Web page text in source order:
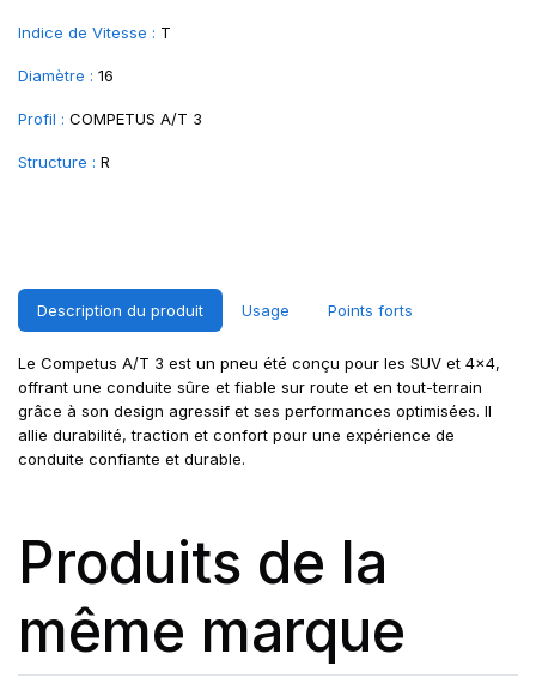
Indice de Vitesse : T
Diamètre : 16
Profil : COMPETUS A/T 3
Structure : R
Description du produit Usage Points forts
Le Competus A/T 3 est un pneu été conçu pour les SUV et 4x4,
offrant une conduite sûre et fiable sur route et en tout-terrain
grâce à son design agressif et ses performances optimisées. Il
allie durabilité, traction et confort pour une expérience de
conduite confiante et durable.
Produits de la
même marque